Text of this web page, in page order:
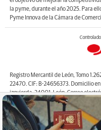
la pyme, durante el año 2025. Para
Pyme Innova de la Cámara de
Registro Mercantil de León, Tomo
22470. CIF: B-24656373. Domicilio
izquierda, 24001, León. Correo
Copyright © ALNUAR 2000 S.L. (LA
empresa, de empresas del grupo o de